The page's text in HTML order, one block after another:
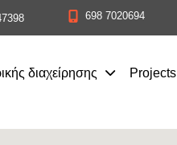
698 7020694
διαχείρησης Projects